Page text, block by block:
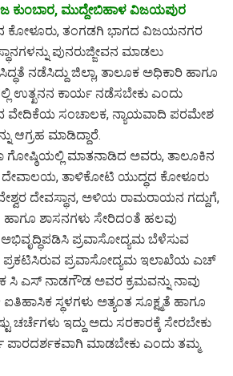
ಕುಂಬಾರ, ಮುದ್ದೇಬಿಹಾಳ ವಿಜಯಪುರ
ಕೋಳೂರು, ತಂಗಡಗಿ ಭಾಗದ ವಿಜಯನಗರ
ಪುನರುಜ್ಜೀವನ ಮಾಡಲು
ನಡೆಸಿದ್ದು ಜಿಲ್ಲಾ, ತಾಲೂಕ ಅಧಿಕಾರಿ ಹಾಗೂ
ಉತ್ಖನನ ಕಾರ್ಯ ನಡೆಸಬೇಕು ಎಂದು
ವೇದಿಕೆಯ ಸಂಚಾಲಕ, ನ್ಯಾಯವಾದಿ ಪರಮೇಶ
ಆಗ್ರಹ ಮಾಡಿದ್ದಾರೆ.
ಗೋಷ್ಠಿಯಲ್ಲಿ ಮಾತನಾಡಿದ ಅವರು, ತಾಲೂಕಿನ
ದೇವಾಲಯ, ತಾಳಿಕೋಟಿ ಯುದ್ಧದ ಕೋಳೂರು
ದೇವಸ್ಥಾನ, ಅಳಿಯ ರಾಮರಾಯನ ಗದ್ದುಗೆ,
ಹಾಗೂ ಶಾಸನಗಳು ಸೇರಿದಂತೆ ಹಲವು
ಅಭಿವೃದ್ಧಿಪಡಿಸಿ ಪ್ರವಾಸೋದ್ಯಮ ಬೆಳೆಸುವ
ಪ್ರವಾಸೋದ್ಯಮ ಇಲಾಖೆಯ ಎಚ್
ಸಿ ಎಸ್ ನಾಡಗೌಡ ಅವರ ಕ್ರಮವನ್ನು ನಾವು
ಸ್ಥಳಗಳು ಅತ್ಯಂತ ಸೂಕ್ಷ್ಮತೆ ಹಾಗೂ
ಚರ್ಚೆಗಳು ಇದ್ದು ಅದು ಸರಕಾರಕ್ಕೆ ಸೇರಬೇಕು
ಮಾಡಬೇಕು ಎಂದು ತಮ್ಮ